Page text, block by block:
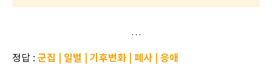
정답 : 군집 | 일벌 | 기후변화 | 폐사 | 응애